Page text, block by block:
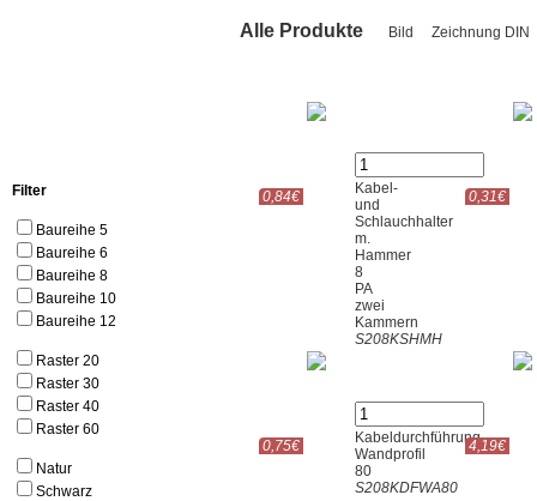
Alle Produkte Bild Zeichnung
Kabel-
und
Schlauchhalter
m.
Hammer
8
PA
zwei
Kammern
S208KSHMH
0,84€ 0,31€
Kabeldurchführung
Wandprofil
80
S208KDFWA80
0,75€ 4,19€
Filter
Baureihe 5
Baureihe 6
Baureihe 8
Baureihe 10
Baureihe 12
Raster 20
Raster 30
Raster 40
Raster 60
Natur
Schwarz